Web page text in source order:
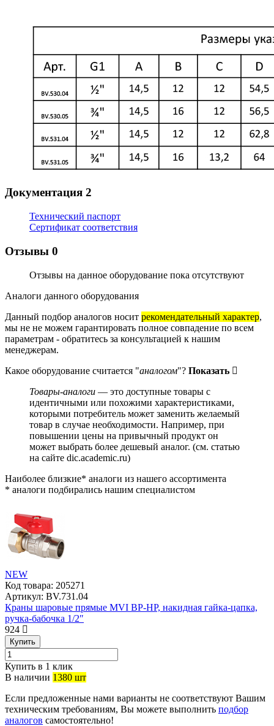
Документация 2
Технический паспорт
Сертификат соответствия
Отзывы 0
Отзывы на данное оборудование пока отсутствуют
Аналоги данного оборудования
Данный подбор аналогов носит рекомендательный характер,
мы не не можем гарантировать полное совпадение по всем
параметрам - обратитесь за консультацией к нашим
менеджерам.
Какое оборудование считается "аналогом"? Показать
Товары-аналоги — это доступные товары с
идентичными или похожими характеристиками,
которыми потребитель может заменить желаемый
товар в случае необходимости. Например, при
повышении цены на привычный продукт он
может выбрать более дешевый аналог. (см. статью
на сайте dic.academic.ru)
Наиболее близкие* аналоги из нашего ассортимента
* аналоги подбирались нашим специалистом
NEW
Код товара: 205271
Артикул: BV.731.04
Краны шаровые прямые MVI ВР-НР, накидная гайка-цапка,
ручка-бабочка 1/2″
924
Купить
Купить в 1 клик
В наличии 1380 шт
Если предложенные нами варианты не соответствуют Вашим
техническим требованиям, Вы можете выполнить подбор
аналогов самостоятельно!